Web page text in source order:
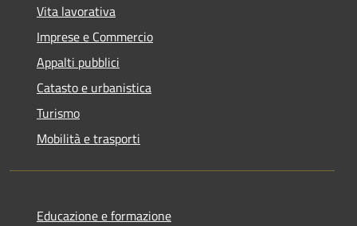
Vita lavorativa
Imprese e Commercio
Appalti pubblici
Catasto e urbanistica
Turismo
Mobilità e trasporti
Educazione e formazione